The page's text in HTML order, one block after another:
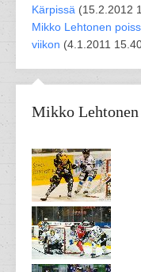
Kärpissä (15.2.2012
Mikko Lehtonen
viikon (4.1.2011
Mikko